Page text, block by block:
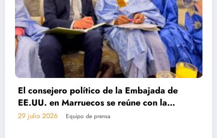
La derecha española y el Sáhara
25 julio 2026 Equipo de prensa